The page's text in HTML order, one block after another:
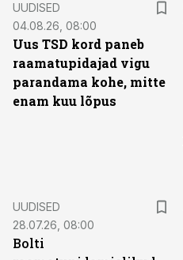
UUDISED
04.08.26, 08:00
Uus TSD kord paneb
raamatupidajad vigu
parandama kohe, mitte
enam kuu lõpus
UUDISED
28.07.26, 08:00
Bolti